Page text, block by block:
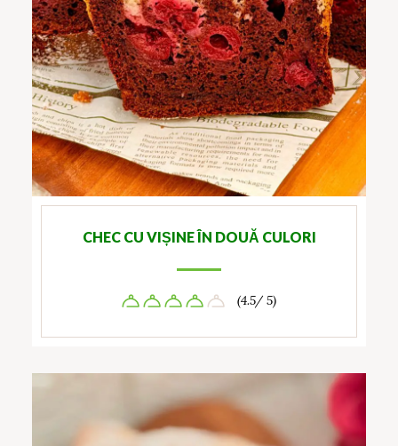
CHEC CU VIȘINE ÎN DOUĂ CULORI
(4.5/ 5)